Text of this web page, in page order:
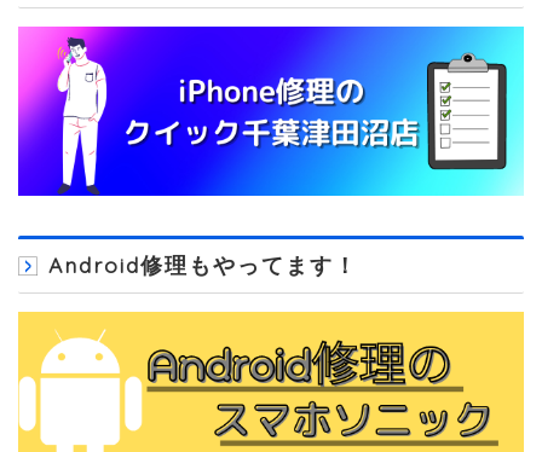
Android修理もやってます！